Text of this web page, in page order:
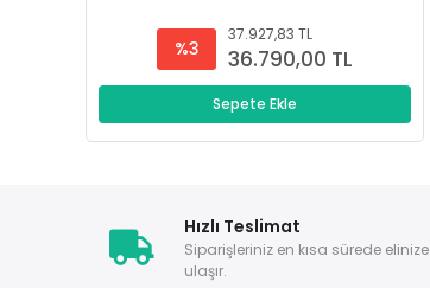
%3
37.927,83 TL
36.790,00 TL
Sepete Ekle
Hızlı Teslimat
Siparişleriniz en kısa sürede elinize
ulaşır.